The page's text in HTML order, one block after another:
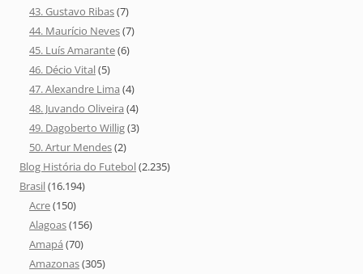
43. Gustavo Ribas(7)
44. Maurício Neves(7)
45. Luís Amarante(6)
46. Décio Vital(5)
47. Alexandre Lima (4)
48. Juvando Oliveira (4)
49. Dagoberto Willig(3)
50. Artur Mendes(2)
Blog História do Futebol(2.235)
Brasil(16.194)
Acre(150)
Alagoas(156)
Amapá (70)
Amazonas(305)